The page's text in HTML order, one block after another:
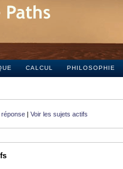
CALCUL PHILOSOPHIE
| Voir les sujets actifs